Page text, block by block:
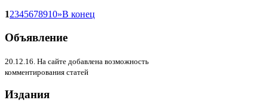
12345678910»В конец
Объявление
20.12.16. На сайте добавлена возможность
комментирования статей
Издания